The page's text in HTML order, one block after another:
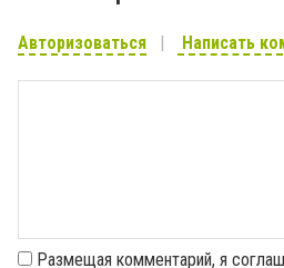
Авторизоваться Написать
Размещая комментарий, я